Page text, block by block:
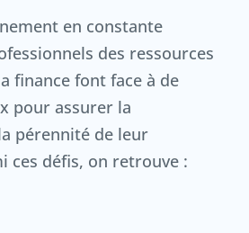
en constante
des ressources
finance font face à de
pour assurer la
pérennité de leur
ces défis, on retrouve :